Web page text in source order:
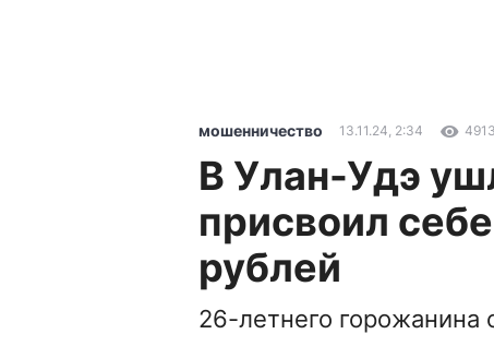
мошенничество 13.11.24, 2:34 4913
В Улан-Удэ
присвоил
рублей
26-летнего горожанина